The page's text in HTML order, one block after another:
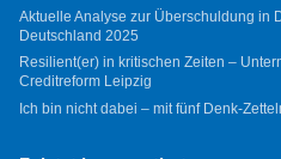
Aktuelle Analyse zur Überschuldung in
Deutschland 2025
Resilient(er) in kritischen Zeiten –
Creditreform Leipzig
Ich bin nicht dabei – mit fünf Denk-